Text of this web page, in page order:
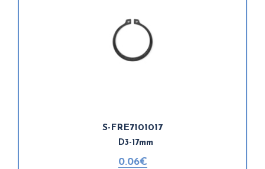
S-FRE7101017
D3-17mm
0.06€